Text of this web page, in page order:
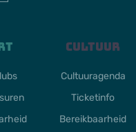
Cultuur
Cultuuragenda
Ticketinfo
Bereikbaarheid